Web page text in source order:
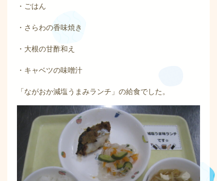
・ごはん
・さらわの香味焼き
・大根の甘酢和え
・キャベツの味噌汁
「ながおか減塩うまみランチ」の給食でした。